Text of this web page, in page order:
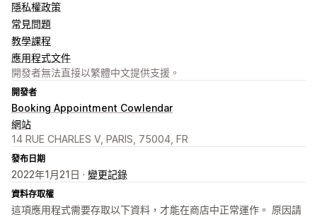
隱私權政策
常見問題
教學課程
應用程式文件
開發者無法直接以繁體中文提供支援。
開發者
Booking Appointment Cowlendar
網站
14 RUE CHARLES V, PARIS, 75004, FR
發布日期
2022年1月21日 · 變更記錄
資料存取權
這項應用程式需要存取以下資料，才能在商店中正常運作。 原因請